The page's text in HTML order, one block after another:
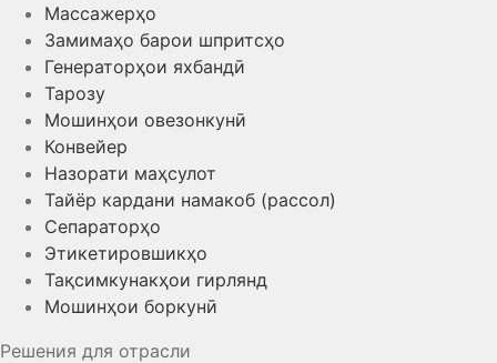
Массажерҳо
Замимаҳо барои шпритсҳо
Генераторҳои яхбандӣ
Тарозу
Мошинҳои овезонкунӣ
Конвейер
Назорати маҳсулот
Тайёр кардани намакоб (рассол)
Сепараторҳо
Этикетировшикҳо
Тақсимкунакҳои гирлянд
Мошинҳои боркунӣ
Решения для отрасли